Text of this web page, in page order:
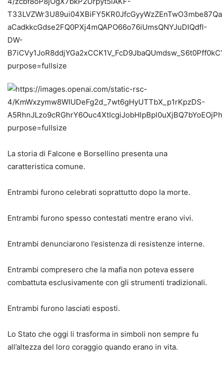
La storia di Falcone e Borsellino presenta una
caratteristica comune.
Entrambi furono celebrati soprattutto dopo la morte.
Entrambi furono spesso contestati mentre erano vivi.
Entrambi denunciarono l’esistenza di resistenze interne.
Entrambi compresero che la mafia non poteva essere
combattuta esclusivamente con gli strumenti tradizionali.
Entrambi furono lasciati esposti.
Lo Stato che oggi li trasforma in simboli non sempre fu
all’altezza del loro coraggio quando erano in vita.